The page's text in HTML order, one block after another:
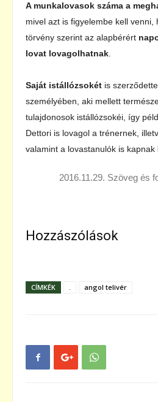
A munkalovasok száma a
mivel azt is figyelembe kell venni,
törvény szerint az alapbérért
lovat lovagolhatnak
Saját istállózsokét is
személyében, aki mellett
tulajdonosok istállózsokéi, így
Dettori is lovagol a trénernek,
valamint a lovastanulók is kapnak
2016.11.29. Szöveg és
Hozzászólások
CÍMKÉK . angol telivér